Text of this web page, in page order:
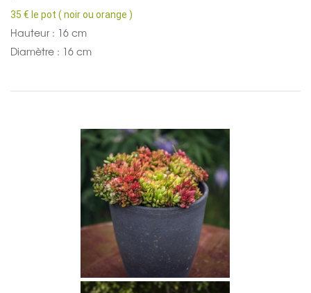
35 € le pot ( noir ou orange )
Hauteur : 16 cm
Diamètre : 16 cm